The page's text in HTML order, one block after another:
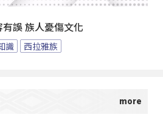
誤 族人憂傷文化
識 西拉雅族